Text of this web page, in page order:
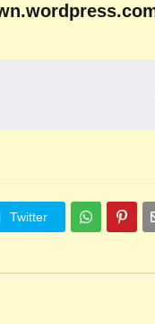
Twitter